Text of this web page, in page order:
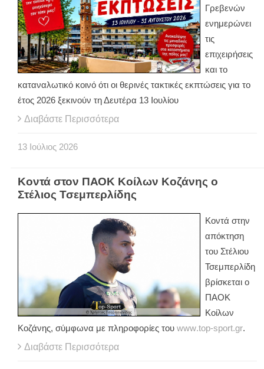
Γρεβενών
ενημερώνει
τις
επιχειρήσεις
και το
καταναλωτικό κοινό ότι οι θερινές τακτικές εκπτώσεις για το
έτος 2026 ξεκινούν τη Δευτέρα 13 Ιουλίου
Διαβάστε Περισσότερα
13 Ιούλιος 2026
Κοντά στον ΠΑΟΚ Κοίλων Κοζάνης ο
Στέλιος Τσεμπερλίδης
Κοντά στην
απόκτηση
του Στέλιου
Τσεμπερλίδη
βρίσκεται ο
ΠΑΟΚ
Κοίλων
Κοζάνης, σύμφωνα με πληροφορίες του www.top-sport.gr.
Διαβάστε Περισσότερα